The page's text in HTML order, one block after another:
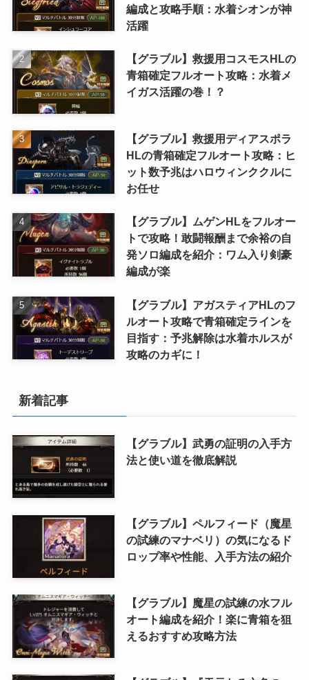
編成と攻略手順：水着シオンが神
活躍
【グラブル】救援用コスモスHLの
青箱確定フルオート攻略：水着メ
イガス活躍の巻！？
【グラブル】救援用ディアスポラ
HLの青箱確定フルオート攻略：ヒ
ット数予兆はハロウィンククルに
お任せ
【グラブル】ムゲンHLをフルオー
トで攻略！敢闘報酬まで余裕の自
発ソロ編成を紹介：ワム入り剣豪
編成が楽
【グラブル】アガスティアHLのフ
ルオート攻略で青箱確定ラインを
目指す：予兆解除は水着ホルスが
攻略のカギに！
新着記事
【グラブル】武勇の証明の入手方
法と使い道を徹底解説
【グラブル】ペルフィード（魔星
の試練のマナベリ）の気になるド
ロップ率や性能、入手方法の紹介
【グラブル】魔星の試練の水フル
オート編成を紹介！楽に青箱を狙
えるおすすめ攻略方法